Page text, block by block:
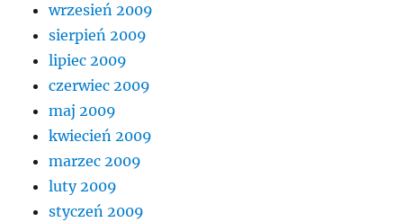
wrzesień 2009
sierpień 2009
lipiec 2009
czerwiec 2009
maj 2009
kwiecień 2009
marzec 2009
luty 2009
styczeń 2009